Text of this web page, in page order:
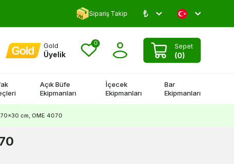
Yorum Yap 500 TL Kazan!
Sipariş Takip ₺
Gold
Üyelik
0 Sepet
(0)
Açık Büfe
Ekipmanları
İçecek
Ekipmanları
Bar
Ekipmanları
cm, OME 4070